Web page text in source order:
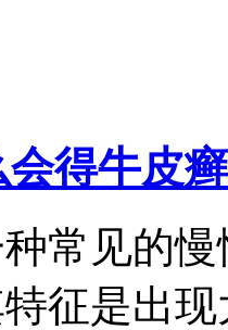
得牛皮癣
常见的
征是出